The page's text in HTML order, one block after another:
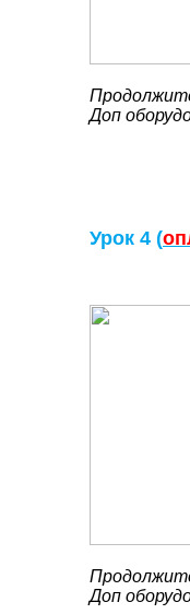
Доп
Урок 4 (
Доп